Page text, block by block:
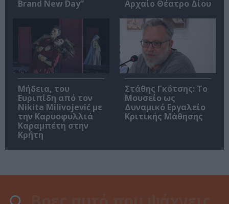
Brand New Day”
Αρχαίο Θέατρο Δίου
Μήδεια, του
Ευριπίδη από τον
Nikita Milivojević με
την Καρυοφυλλιά
Καραμπέτη στην
Κρήτη
Στάθης Γκότσης: Το
Μουσείο ως
Δυναμικό Εργαλείο
Κριτικής Μάθησης